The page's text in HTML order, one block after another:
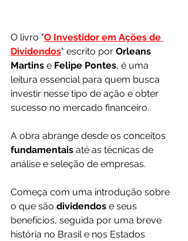
O livro "O Investidor em Ações de
Dividendos" escrito por Orleans
Martins e Felipe Pontes, é uma
leitura essencial para quem busca
investir nesse tipo de ação e obter
sucesso no mercado financeiro.
A obra abrange desde os conceitos
fundamentais até as técnicas de
análise e seleção de empresas.
Começa com uma introdução sobre
o que são dividendos e seus
benefícios, seguida por uma breve
história no Brasil e nos Estados